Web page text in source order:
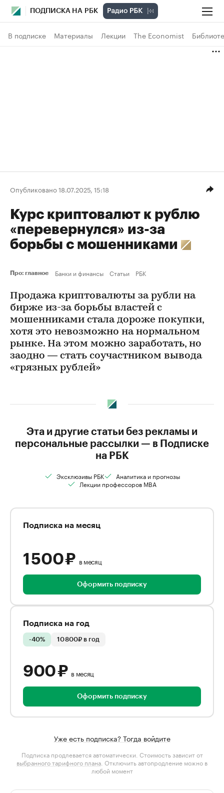
ПОДПИСКА НА РБК
В подписке Материалы Лекции The Economist
Опубликовано 18.07.2025, 15:18
Курс криптовалют к рублю
«перевернулся» из-за
борьбы с мошенниками
Про: главное Банки и финансы Статьи РБК
Продажа криптовалюты за рубли на
бирже из-за борьбы властей с
мошенниками стала дороже покупки,
хотя это невозможно на нормальном
рынке. На этом можно заработать, но
заодно — стать соучастником вывода
«грязных рублей»
Эта и другие статьи без рекламы и
персональные рассылки — в Подписке
на РБК
Эксклюзивы РБК
Аналитика и прогнозы
Лекции профессоров MBA
Подписка на месяц
1 500 ₽ в месяц
Оформить подписку
Подписка на год
-40% 10 800₽ в год
900 ₽ в месяц
Оформить подписку
Уже есть подписка? Тогда войдите
Подписка продлевается автоматически. Стоимость зависит от
выбранного тарифного плана . Отключить автопродление можно в
любой момент